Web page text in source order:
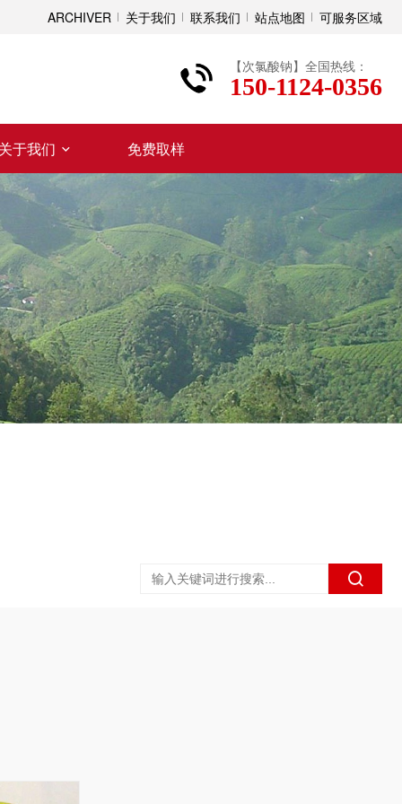
ARCHIVER 关于我们 联系我们 站点地图 可服务区域
【次氯酸钠】全国热线：
150-1124-0356
于我们 免费取样